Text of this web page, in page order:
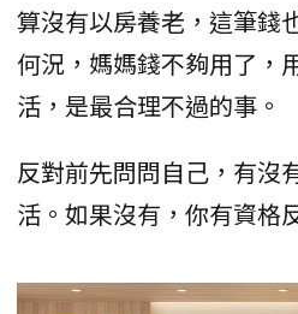
算沒有以房養老，這筆錢
何況，媽媽錢不夠用了，
活，是最合理不過的事。
反對前先問問自己，有沒
活。如果沒有，你有資格